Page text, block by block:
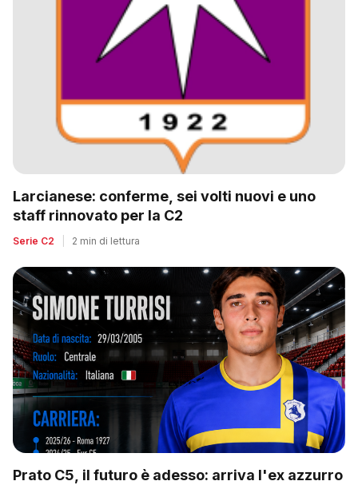
Larcianese: conferme, sei volti nuovi e uno
staff rinnovato per la C2
Serie C2 2 min di lettura
Prato C5, il futuro è adesso: arriva l'ex azzurro